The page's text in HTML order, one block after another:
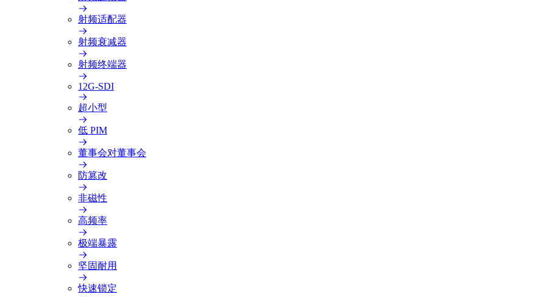
射频适配器
射频衰减器
射频终端器
12G-SDI
超小型
低 PIM
董事会对董事会
防篡改
非磁性
高频率
极端暴露
坚固耐用
快速锁定